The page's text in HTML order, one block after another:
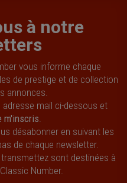
à notre
vous informe chaque
de prestige et de collection
annonces.
adresse mail ci-dessous et
m'inscris
désabonner en suivant les
de chaque newsletter.
sont destinées à
Number.